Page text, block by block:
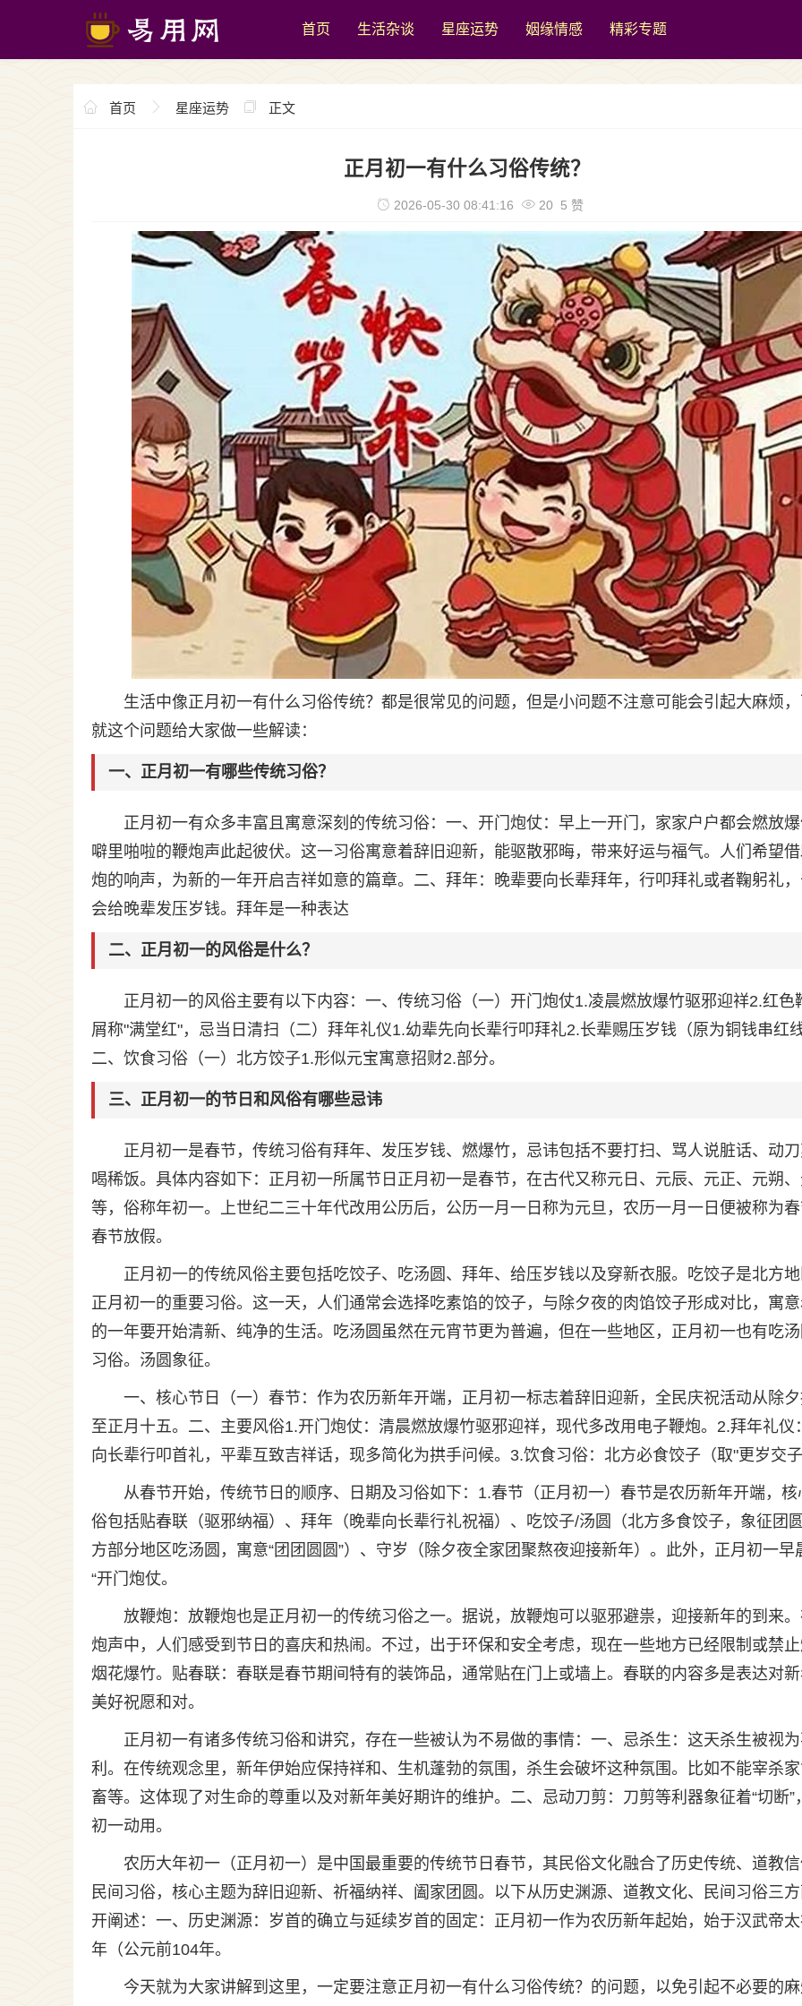
首页 生活杂谈 星座运势 姻缘情感 精彩专题
首页 星座运势 正文
正月初一有什么习俗传统？
2026-05-30 08:41:16 20 5 赞
生活中像正月初一有什么习俗传统？都是很常见的问题，但是小问题不注意可能会引起大麻烦
就这个问题给大家做一些解读：
一、正月初一有哪些传统习俗？
正月初一有众多丰富且寓意深刻的传统习俗：一、开门炮仗：早上一开门，家家户户都会燃放
噼里啪啦的鞭炮声此起彼伏。这一习俗寓意着辞旧迎新，能驱散邪晦，带来好运与福气。人们希望
炮的响声，为新的一年开启吉祥如意的篇章。二、拜年：晚辈要向长辈拜年，行叩拜礼或者鞠躬礼
会给晚辈发压岁钱。拜年是一种表达
二、正月初一的风俗是什么？
正月初一的风俗主要有以下内容：一、传统习俗（一）开门炮仗1.凌晨燃放爆竹驱邪迎祥2.红色
屑称"满堂红"，忌当日清扫（二）拜年礼仪1.幼辈先向长辈行叩拜礼2.长辈赐压岁钱（原为铜钱串红
二、饮食习俗（一）北方饺子1.形似元宝寓意招财2.部分。
三、正月初一的节日和风俗有哪些忌讳
正月初一是春节，传统习俗有拜年、发压岁钱、燃爆竹，忌讳包括不要打扫、骂人说脏话、动
喝稀饭。具体内容如下：正月初一所属节日正月初一是春节，在古代又称元日、元辰、元正、元朔
等，俗称年初一。上世纪二三十年代改用公历后，公历一月一日称为元旦，农历一月一日便被称为
春节放假。
正月初一的传统风俗主要包括吃饺子、吃汤圆、拜年、给压岁钱以及穿新衣服。吃饺子是北方
正月初一的重要习俗。这一天，人们通常会选择吃素馅的饺子，与除夕夜的肉馅饺子形成对比，寓
的一年要开始清新、纯净的生活。吃汤圆虽然在元宵节更为普遍，但在一些地区，正月初一也有吃
习俗。汤圆象征。
一、核心节日（一）春节：作为农历新年开端，正月初一标志着辞旧迎新，全民庆祝活动从除
至正月十五。二、主要风俗1.开门炮仗：清晨燃放爆竹驱邪迎祥，现代多改用电子鞭炮。2.拜年礼仪
向长辈行叩首礼，平辈互致吉祥话，现多简化为拱手问候。3.饮食习俗：北方必食饺子（取"更岁交
从春节开始，传统节日的顺序、日期及习俗如下：1.春节（正月初一）春节是农历新年开端，核
俗包括贴春联（驱邪纳福）、拜年（晚辈向长辈行礼祝福）、吃饺子/汤圆（北方多食饺子，象征团
方部分地区吃汤圆，寓意“团团圆圆”）、守岁（除夕夜全家团聚熬夜迎接新年）。此外，正月初一早
“开门炮仗。
放鞭炮：放鞭炮也是正月初一的传统习俗之一。据说，放鞭炮可以驱邪避祟，迎接新年的到来
炮声中，人们感受到节日的喜庆和热闹。不过，出于环保和安全考虑，现在一些地方已经限制或禁
烟花爆竹。贴春联：春联是春节期间特有的装饰品，通常贴在门上或墙上。春联的内容多是表达对
美好祝愿和对。
正月初一有诸多传统习俗和讲究，存在一些被认为不易做的事情：一、忌杀生：这天杀生被视
利。在传统观念里，新年伊始应保持祥和、生机蓬勃的氛围，杀生会破坏这种氛围。比如不能宰杀
畜等。这体现了对生命的尊重以及对新年美好期许的维护。二、忌动刀剪：刀剪等利器象征着“切断”
初一动用。
农历大年初一（正月初一）是中国最重要的传统节日春节，其民俗文化融合了历史传统、道教
民间习俗，核心主题为辞旧迎新、祈福纳祥、阖家团圆。以下从历史渊源、道教文化、民间习俗三
开阐述：一、历史渊源：岁首的确立与延续岁首的固定：正月初一作为农历新年起始，始于汉武帝
年（公元前104年。
今天就为大家讲解到这里，一定要注意正月初一有什么习俗传统？的问题，以免引起不必要的